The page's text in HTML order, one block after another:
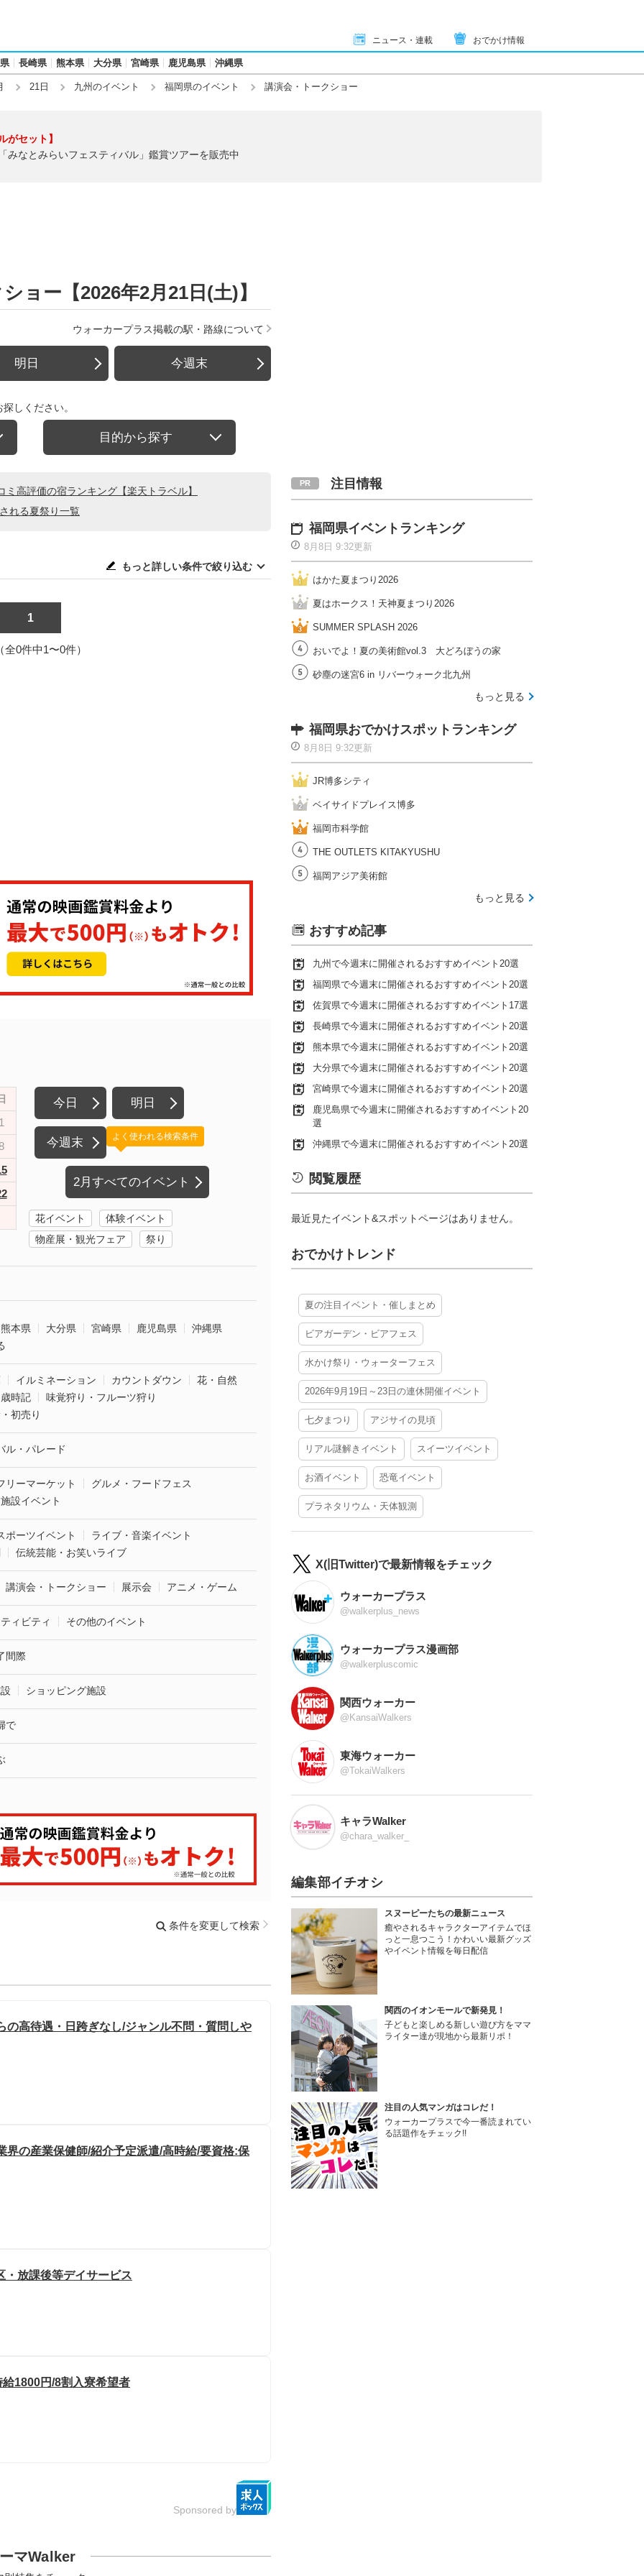
ニュース・連載 おでかけ情報
長崎県 熊本県 大分県 宮崎県 鹿児島県 沖縄県
21日 九州のイベント 福岡県のイベント 講演会・トークショー
がセット】
みなとみらいフェスティバル」鑑賞ツアーを販売中
ョー【2026年2月21日(土)】
ウォーカープラス掲載の駅・路線について
明日 今週末
しください。
目的から探す
高評価の宿ランキング【楽天トラベル】
れる夏祭り一覧
もっと詳しい条件で絞り込む
1
全0件中1〜0件）
今日 明日
今週末
2月すべてのイベント
よく使われる検索条件
花イベント
体験イベント
物産展・観光フェア
祭り
熊本県 大分県 宮崎県 鹿児島県
沖縄県
イルミネーション カウントダウン
花・自然
時記
味覚狩り・フルーツ狩り
初売り
ル・パレード
リーマーケット
グルメ・フードフェス
設イベント
ポーツイベント
ライブ・音楽イベント
伝統芸能・お笑いライブ
講演会・トークショー 展示会 アニメ・ゲーム
ィビティ その他のイベント
間際
ショッピング施設
で
条件を変更して検索
の高待遇・日跨ぎなし/ジャンル不問・質問しや
界の産業保健師/紹介予定派遣/高時給/要資格:保
・放課後等デイサービス
1800円/8割入寮希望者
Sponsored by
マWalker
注目情報
福岡県イベントランキング
8月8日 9:32更新
はかた夏まつり2026
夏はホークス！天神夏まつり2026
SUMMER SPLASH 2026
おいでよ！夏の美術館vol.3 大どろぼうの家
砂塵の迷宮6 in リバーウォーク北九州
もっと見る
福岡県おでかけスポットランキング
8月8日 9:32更新
JR博多シティ
ベイサイドプレイス博多
福岡市科学館
THE OUTLETS KITAKYUSHU
福岡アジア美術館
もっと見る
おすすめ記事
九州で今週末に開催されるおすすめイベント20選
福岡県で今週末に開催されるおすすめイベント20選
佐賀県で今週末に開催されるおすすめイベント17選
長崎県で今週末に開催されるおすすめイベント20選
熊本県で今週末に開催されるおすすめイベント20選
大分県で今週末に開催されるおすすめイベント20選
宮崎県で今週末に開催されるおすすめイベント20選
鹿児島県で今週末に開催されるおすすめイベント20
選
沖縄県で今週末に開催されるおすすめイベント20選
閲覧履歴
最近見たイベント&スポットページはありません。
おでかけトレンド
夏の注目イベント・催しまとめ
ビアガーデン・ビアフェス
水かけ祭り・ウォーターフェス
2026年9月19日～23日の連休開催イベント
七夕まつり アジサイの見頃
リアル謎解きイベント スイーツイベント
お酒イベント 恐竜イベント
プラネタリウム・天体観測
X(旧Twitter)で最新情報をチェック
ウォーカープラス
@walkerplus_news
ウォーカープラス漫画部
@walkerpluscomic
関西ウォーカー
@KansaiWalkers
東海ウォーカー
@TokaiWalkers
キャラWalker
@chara_walker_
編集部イチオシ
スヌーピーたちの最新ニュース
癒やされるキャラクターアイテムでほ
っと一息つこう！かわいい最新グッズ
やイベント情報を毎日配信
関西のイオンモールで新発見！
子どもと楽しめる新しい遊び方をママ
ライター達が現地から最新リポ！
注目の人気マンガはコレだ！
ウォーカープラスで今一番読まれてい
る話題作をチェック!!